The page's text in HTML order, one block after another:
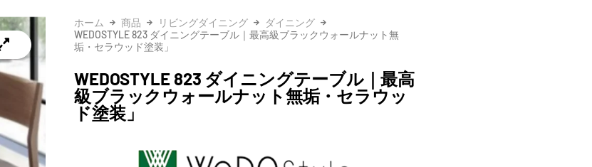
ホーム 商品 リビングダイニング
ダイニング
WEDOSTYLE 823 ダイニングテーブル｜最高級ブラックウォールナット無
垢・セラウッド塗装」
WEDOSTYLE 823 ダイニングテーブル｜最高
級ブラックウォールナット無垢・セラウッ
ド塗装」